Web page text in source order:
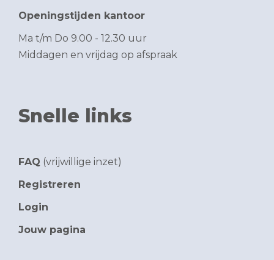
Openingstijden kantoor
Ma t/m Do 9.00 - 12.30 uur
Middagen en vrijdag op afspraak
Snelle links
FAQ (vrijwillige inzet)
Registreren
Login
Jouw pagina